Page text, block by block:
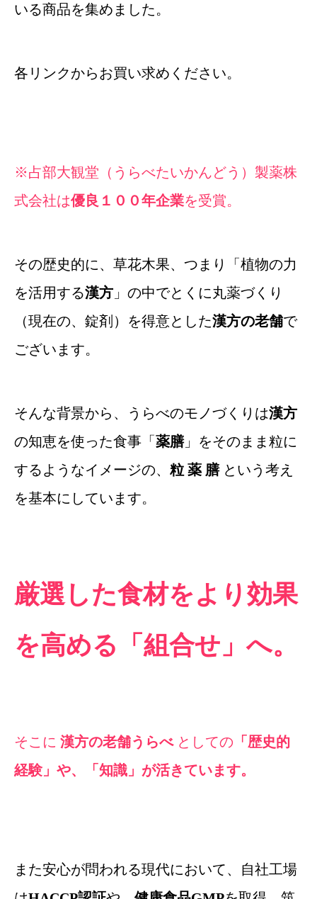
いる商品を集めました。
各リンクからお買い求めください。
※占部大観堂（うらべたいかんどう）製薬株
式会社は優良１００年企業を受賞。
その歴史的に、草花木果、つまり「植物の力
を活用する漢方 」の中でとくに丸薬づくり
（現在の、錠剤）を得意とした漢方の老舗で
ございます。
そんな背景から、うらべのモノづくりは漢方
の知恵を使った食事「 薬膳」をそのまま粒に
するようなイメージの、 粒 薬 膳 という考え
を基本にしています。
厳選した食材をより効果
を高める「組合せ」へ。
そこに 漢方の老舗うらべとしての 「歴史的
経験」や、「知識」が活きています。
また安心が問われる現代において、自社工場